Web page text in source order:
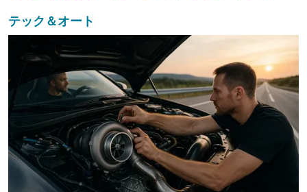
テック＆オート